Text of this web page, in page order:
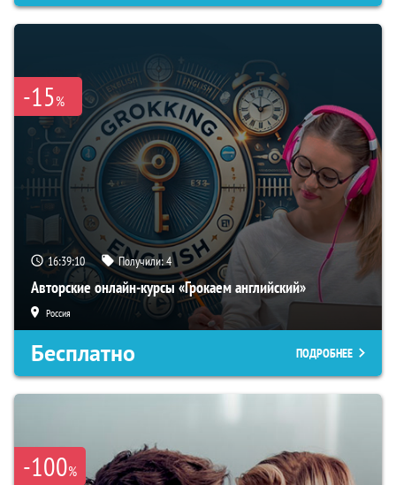
-15%
16:39:09 Получили:4
Авторские онлайн-курсы «Грокаем английский»
Россия
Бесплатно ПОДРОБНЕЕ
-100%